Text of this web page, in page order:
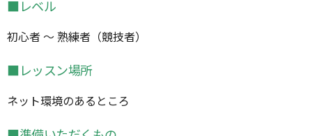
■レベル
初心者 ～ 熟練者（競技者）
■レッスン場所
ネット環境のあるところ